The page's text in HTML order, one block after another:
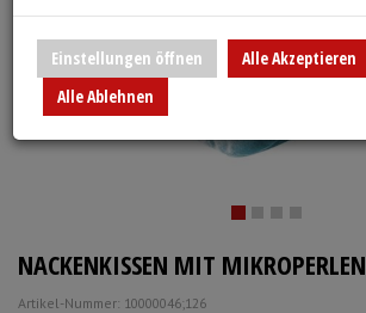
Medikation
Warm- und Kaltkompressen
Urinflaschen & Zubehör
Unterlagen und Abdeckungen
NACKENKISSEN MIT MIKROPERLEN
Artikel-Nummer: 10000046;126
Einstellungen öffnen
Alle Akzeptieren
Alle Ablehnen